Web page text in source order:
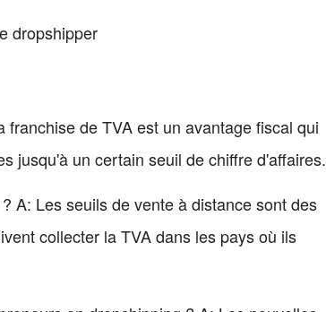
dropshipper
de TVA est un avantage fiscal qui
jusqu'à un certain seuil de chiffre d'affaires.
A: Les seuils de vente à distance sont des
collecter la TVA dans les pays où ils